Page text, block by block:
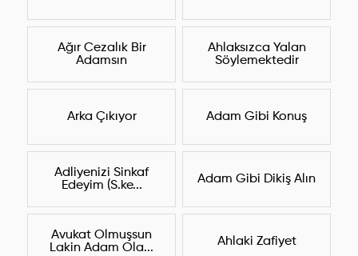
Ağır Cezalık Bir
Adamsın
Ahlaksızca Yalan
Söylemektedir
Arka Çıkıyor Adam Gibi Konuş
Adliyenizi Sinkaf
Edeyim (S.ke...
Adam Gibi Dikiş Alın
Avukat Olmuşsun
Lakin Adam Ola...
Ahlaki Zafiyet